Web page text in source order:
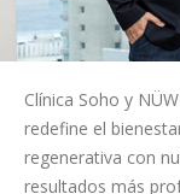
Clínica Soho y
redefine el
regenerativa con
resultados más